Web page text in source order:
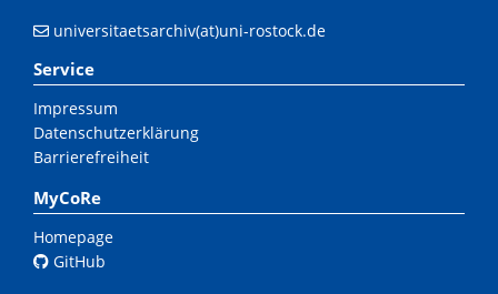
universitaetsarchiv(at)uni-rostock.de
Service
Impressum
Datenschutzerklärung
Barrierefreiheit
MyCoRe
Homepage
GitHub